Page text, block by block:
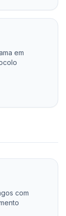
em
com